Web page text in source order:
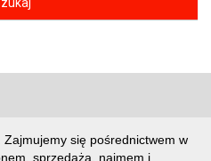
się pośrednictwem w
sprzedażą, najmem i